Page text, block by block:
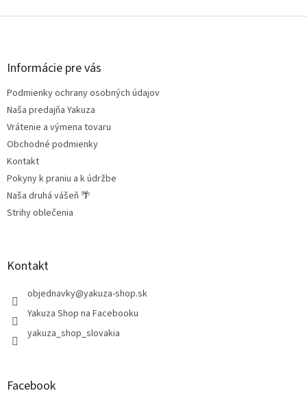
Z
Informácie pre vás
Podmienky ochrany osobných údajov
Naša predajňa Yakuza
Vrátenie a výmena tovaru
Obchodné podmienky
Kontakt
Pokyny k praniu a k údržbe
Naša druhá vášeň 🌴
Strihy oblečenia
Kontakt
objednavky@yakuza-shop.sk
Yakuza Shop na Facebooku
yakuza_shop_slovakia
Facebook